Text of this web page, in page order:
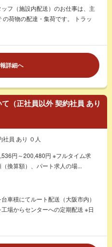
フ（施設内配送）のお仕事は、主
の荷物の配達・集荷です。 トラッ
詳細へ
（正社員以外 契約社員 あり
員 あり ０人
円～200,480円 ※フルタイム求
換算額）、パート求人の場...
車積にてルート配送（大阪市内）
工場からセンターへの定期配送 ※日